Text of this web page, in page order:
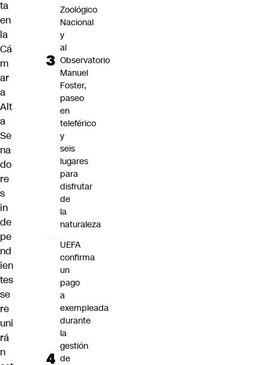
ta
en
la
Cá
m
ar
a
Alt
a
Se
na
do
re
s
in
de
pe
nd
ien
tes
se
re
uni
rá
n
Zoológico
Nacional
y
al
Observatorio
Manuel
Foster,
paseo
en
teleférico
y
seis
lugares
para
disfrutar
de
la
naturaleza
UEFA
confirma
un
pago
a
exempleada
durante
la
gestión
de